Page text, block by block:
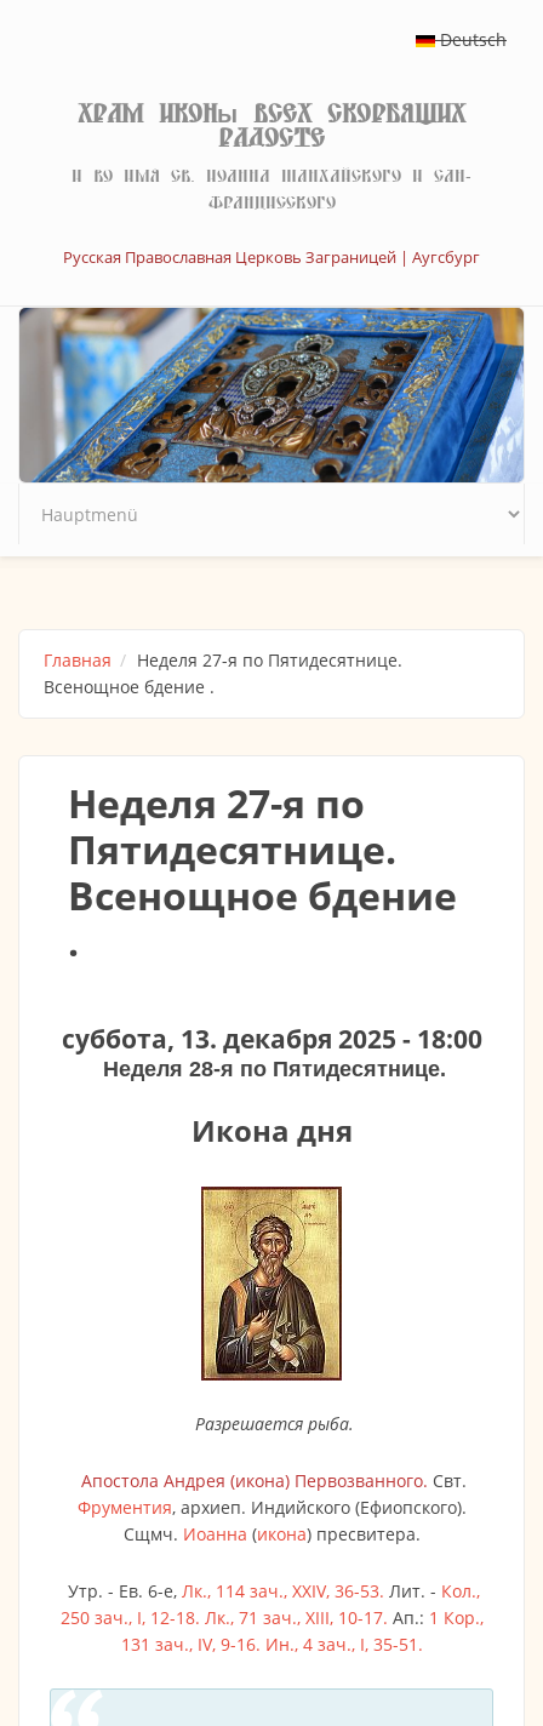
Deutsch
Храм иконы Всех скорбящих
Радосте
И во имя св. Иоанна Шанхайского и Сан-
Францисского
Русская Православная Церковь Заграницей | Аугсбург
Главная
Неделя 27-я по Пятидесятнице.
Всенощное бдение .
Неделя 27-я по
Пятидесятнице.
Всенощное бдение
.
суббота, 13. декабря 2025 - 18:00
Неделя 28-я по Пятидесятнице.
Икона дня
Разрешается рыба.
Апостола Андрея (икона) Первозванного. Свт.
Фрументия, архиеп. Индийского (Ефиопского).
Сщмч. Иоанна (икона) пресвитера.
Утр. - Ев. 6-е, Лк., 114 зач., XXIV, 36-53. Лит. - Кол.,
250 зач., I, 12-18. Лк., 71 зач., XIII, 10-17. Ап.: 1 Кор.,
131 зач., IV, 9-16. Ин., 4 зач., I, 35-51.